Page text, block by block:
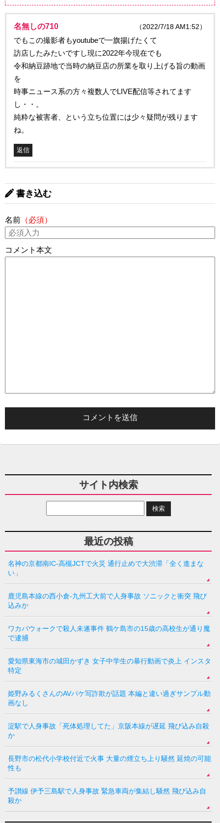
名無しの710 （2022/7/18 AM1:52）
でもこの撮影者もyoutubeで一旗揚げたくて
訪店したみたいですし現に2022年今現在でも
令和納豆跡地で当時の納豆店の所業を取り上げる旨の動画
を
時事ニュース系の方々複数人でLIVE配信等されてます
し・・。
純粋な被害者、という立ち位置には少々疑問が残ります
ね。
返信
書き込む
名前 （必須）
コメント本文
サイト内検索
最近の投稿
名神の京都南IC-高槻JCTで火災 通行止めで大渋滞「全く進まな
い」
鹿児島本線の西小倉-九州工大前で人身事故 ソニックと衝突 飛び
込みか
ワカバウォークで殺人未遂事件 鶴ケ島市の15歳の高校生が通り魔
で逮捕
愛知県東海市の城田かずき 女子中学生の暴行動画で炎上 インスタ
特定
姫野みるくさんのAVパケ写詐欺が話題 本編と違い過ぎサンプル動
画なし
淀駅で人身事故「死体処理してた」京阪本線が遅延 飛び込み自殺
か
長野市の松代小学校付近で火事 大量の煙立ち上り騒然 延焼の可能
性も
予讃線 伊予三島駅で人身事故 緊急車両が集結し騒然 飛び込み自
殺か